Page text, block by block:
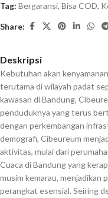
Tag: Bergaransi, Bisa COD,
Share:
Deskripsi
Kebutuhan akan
terutama di wilayah padat
kawasan di Bandung,
penduduknya yang terus
dengan perkembangan
demografi, Cibeureum
aktivitas, mulai dari
Cuaca di Bandung yang
musim kemarau, menjadikan
perangkat esensial. Seiring